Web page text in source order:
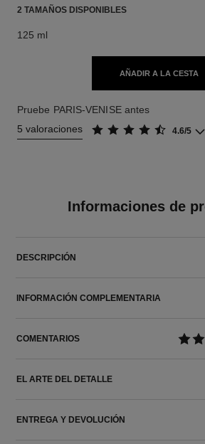
2 TAMAÑOS DISPONIBLES
125 ml
AÑADIR A LA CESTA
Pruebe PARIS-VENISE antes
5 valoraciones
4.6/5
Informaciones de
DESCRIPCIÓN
INFORMACIÓN COMPLEMENTARIA
COMENTARIOS
EL ARTE DEL DETALLE
ENTREGA Y DEVOLUCIÓN